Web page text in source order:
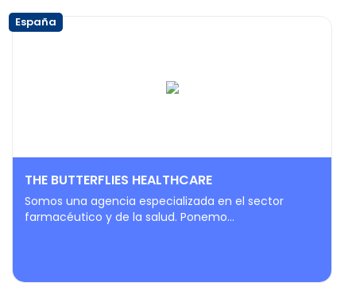
España
THE BUTTERFLIES HEALTHCARE
Somos una agencia especializada en el sector
farmacéutico y de la salud. Ponemo...